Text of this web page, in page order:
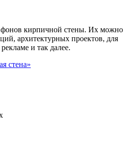
фонов кирпичной стены. Их можно
архитектурных проектов, для
и так далее.